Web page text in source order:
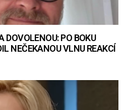
DOVOLENOU: PO BOKU
NEČEKANOU VLNU REAKCÍ